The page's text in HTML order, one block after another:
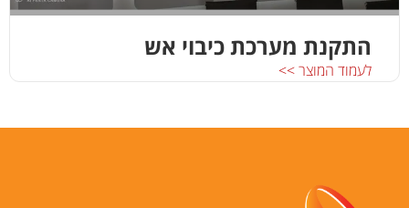
התקנת מערכת כיבוי אש
לעמוד המוצר >>